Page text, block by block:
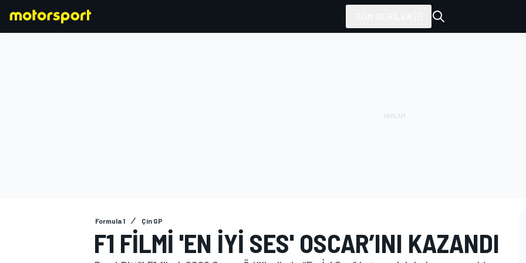
Formula 1 Çin GP
F1 FILMI 'EN İYI SES' OSCAR’INI KAZANDI